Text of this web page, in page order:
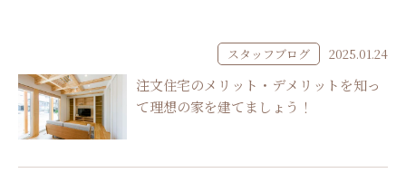
スタッフブログ 2025.01.24
注文住宅のメリット・デメリットを知っ
て理想の家を建てましょう！